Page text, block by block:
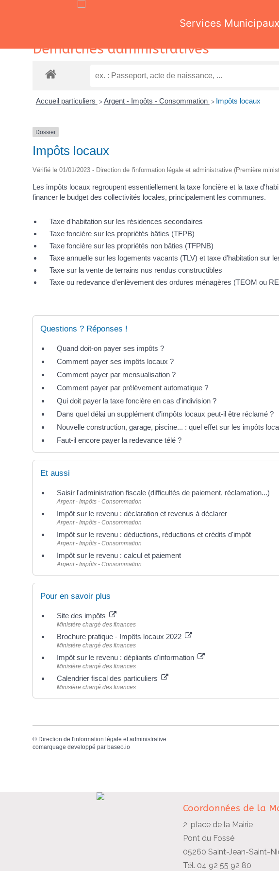
Services Municipaux
Démarches administratives
Accueil particuliers > Argent - Impôts - Consommation > Impôts locaux
Dossier
Impôts locaux
Vérifié le 01/01/2023 - Direction de l'information légale et administrative (Première
Les impôts locaux regroupent essentiellement la taxe foncière et la taxe
financer le budget des collectivités locales, principalement les communes.
Taxe d'habitation sur les résidences secondaires
Taxe foncière sur les propriétés bâties (TFPB)
Taxe foncière sur les propriétés non bâties (TFPNB)
Taxe annuelle sur les logements vacants (TLV) et taxe d'habitation sur
Taxe sur la vente de terrains nus rendus constructibles
Taxe ou redevance d'enlèvement des ordures ménagères (TEOM ou
Questions ? Réponses !
Quand doit-on payer ses impôts ?
Comment payer ses impôts locaux ?
Comment payer par mensualisation ?
Comment payer par prélèvement automatique ?
Qui doit payer la taxe foncière en cas d'indivision ?
Dans quel délai un supplément d'impôts locaux peut-il être réclamé ?
Nouvelle construction, garage, piscine... : quel effet sur les impôts
Faut-il encore payer la redevance télé ?
Et aussi
Saisir l'administration fiscale (difficultés de paiement, réclamation...)
Argent - Impôts - Consommation
Impôt sur le revenu : déclaration et revenus à déclarer
Argent - Impôts - Consommation
Impôt sur le revenu : déductions, réductions et crédits d'impôt
Argent - Impôts - Consommation
Impôt sur le revenu : calcul et paiement
Argent - Impôts - Consommation
Pour en savoir plus
Site des impôts
Ministère chargé des finances
Brochure pratique - Impôts locaux 2022
Ministère chargé des finances
Impôt sur le revenu : dépliants d'information
Ministère chargé des finances
Calendrier fiscal des particuliers
Ministère chargé des finances
© Direction de l'information légale et administrative
comarquage developpé par baseo.io
Coordonnées de la
2, place de la Mairie
Pont du Fossé
05260 Saint-Jean-Saint-
Tél. 04 92 55 92 80